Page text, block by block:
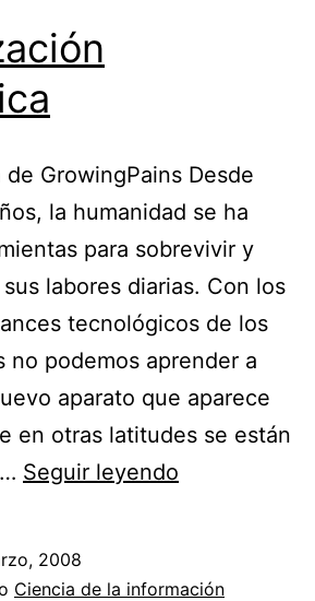
GrowingPains Desde
la humanidad se ha
para sobrevivir y
labores diarias. Con los
tecnológicos de los
no podemos aprender a
aparato que aparece
en otras latitudes se están
Seguir leyendo
2008
Ciencia de la información